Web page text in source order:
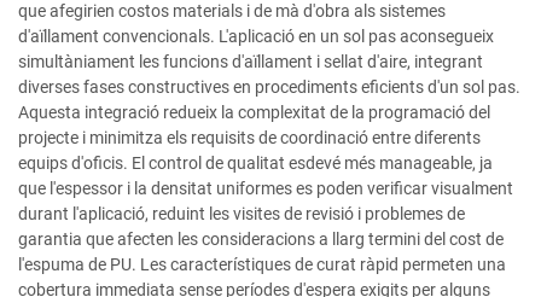
que afegirien costos materials i de mà d'obra als sistemes
d'aïllament convencionals. L'aplicació en un sol pas aconsegueix
simultàniament les funcions d'aïllament i sellat d'aire, integrant
diverses fases constructives en procediments eficients d'un sol pas.
Aquesta integració redueix la complexitat de la programació del
projecte i minimitza els requisits de coordinació entre diferents
equips d'oficis. El control de qualitat esdevé més manageable, ja
que l'espessor i la densitat uniformes es poden verificar visualment
durant l'aplicació, reduint les visites de revisió i problemes de
garantia que afecten les consideracions a llarg termini del cost de
l'espuma de PU. Les característiques de curat ràpid permeten una
cobertura immediata sense períodes d'espera exigits per alguns